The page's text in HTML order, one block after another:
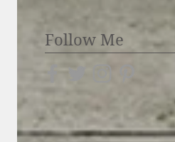
Follow Me